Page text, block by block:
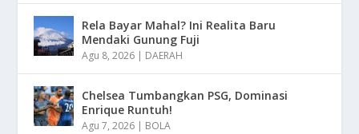
Rela Bayar Mahal? Ini Realita Baru
Mendaki Gunung Fuji
Agu 8, 2026 | DAERAH
Chelsea Tumbangkan PSG, Dominasi
Enrique Runtuh!
Agu 7, 2026 | BOLA